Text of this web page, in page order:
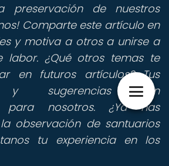
preservación de nuestros
Comparte este artículo en
y motiva a otros a unirse a
labor. ¿Qué otros temas te
en futuros artículos? Tus
y sugerencias son
para nosotros. ¿Ya has
observación de santuarios
tu experiencia en los